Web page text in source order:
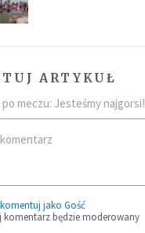
ARTYKUŁ
meczu: Jesteśmy najgorsi!
jako Gość
komentarz będzie moderowany